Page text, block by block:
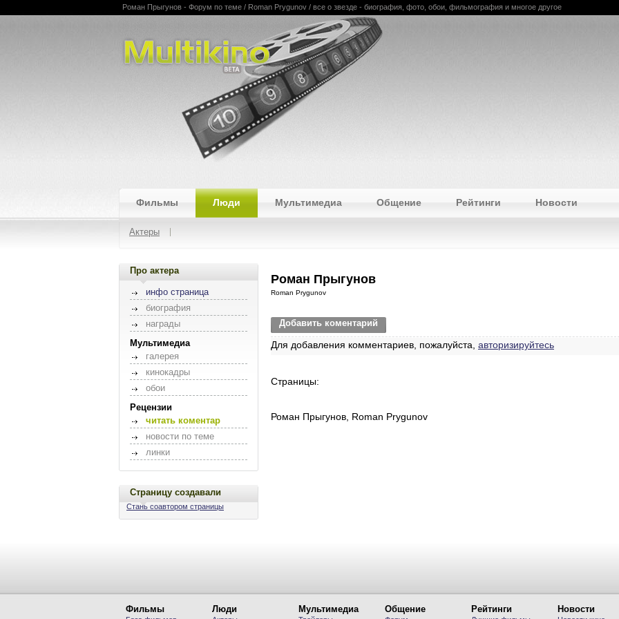
Multikino
Роман Прыгунов - Форум по теме / Roman Prygunov / все о звезде - биография, фото, обои, фильмография и многое другое
Фильмы Люди Мультимедиа Общение Рейтинги Новости
Актеры
Про актера
инфо страница
биография
награды
Мультимедиа
галерея
кинокадры
обои
Рецензии
читать коментар
новости по теме
линки
Страницу создавали
Стань соавтором страницы
Роман Прыгунов
Roman Prygunov
Добавить коментарий
Для добавления комментариев, пожалуйста, авторизируйтесь
Страницы:
Роман Прыгунов, Roman Prygunov
Фильмы Люди Мультимедиа Общение Рейтинги Новости